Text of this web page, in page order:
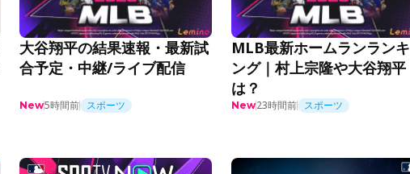
大谷翔平の結果速報・最新試
合予定・中継/ライブ配信
New5時間前 スポーツ
MLB最新ホームランランキ
ング｜村上宗隆や大谷翔平
は？
New23時間前 スポーツ